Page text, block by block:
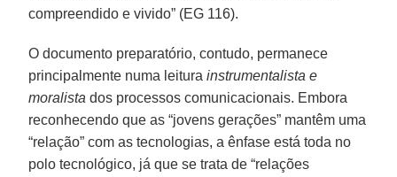
compreendido e vivido” (EG 116).
O documento preparatório, contudo, permanece
principalmente numa leiturainstrumentalista e
moralista dos processos comunicacionais. Embora
reconhecendo que as “jovens gerações” mantêm uma
“relação” com as tecnologias, a ênfase está toda no
polo tecnológico, já que se trata de “relações